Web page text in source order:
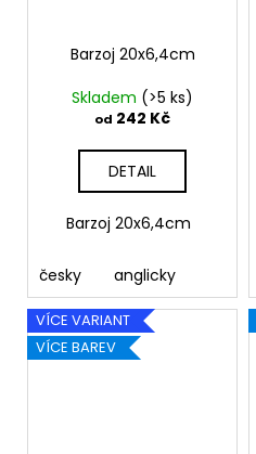
Barzoj 20x6,4cm
Skladem (>5 ks)
od 242 Kč
DETAIL
Barzoj 20x6,4cm
česky anglicky
VÍCE VARIANT
VÍCE BAREV